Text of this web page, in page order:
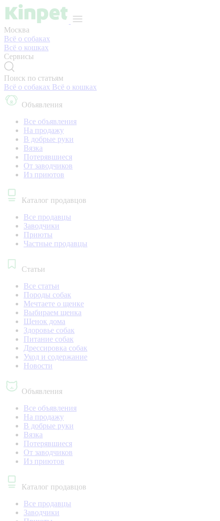
Москва
Всё о собаках
Всё о кошках
Сервисы
Поиск по статьям
Всё о собаках Всё о кошках
Объявления
Все объявления
На продажу
В добрые руки
Вязка
Потерявшиеся
От заводчиков
Из приютов
Каталог продавцов
Все продавцы
Заводчики
Приюты
Частные продавцы
Статьи
Все статьи
Породы собак
Мечтаете о щенке
Выбираем щенка
Щенок дома
Здоровье собак
Питание собак
Дрессировка собак
Уход и содержание
Новости
Объявления
Все объявления
На продажу
В добрые руки
Вязка
Потерявшиеся
От заводчиков
Из приютов
Каталог продавцов
Все продавцы
Заводчики